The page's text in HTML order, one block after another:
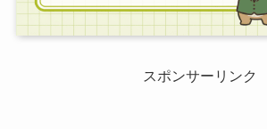
スポンサーリンク